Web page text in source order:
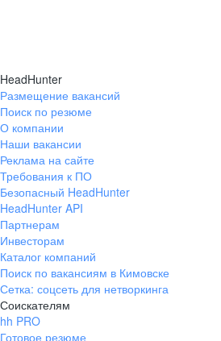
HeadHunter
Размещение вакансий
Поиск по резюме
О компании
Наши вакансии
Реклама на сайте
Требования к ПО
Безопасный HeadHunter
HeadHunter API
Партнерам
Инвесторам
Каталог компаний
Поиск по вакансиям в Кимовске
Сетка: соцсеть для нетворкинга
Соискателям
hh PRO
Готовое резюме